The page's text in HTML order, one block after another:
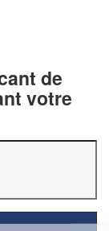
de
votre